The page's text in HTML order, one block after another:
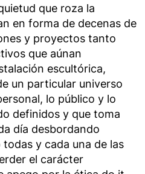
que roza la
en forma de decenas de
y proyectos tanto
que aúnan
escultórica,
un particular universo
lo público y lo
definidos y que toma
día desbordando
y cada una de las
el carácter